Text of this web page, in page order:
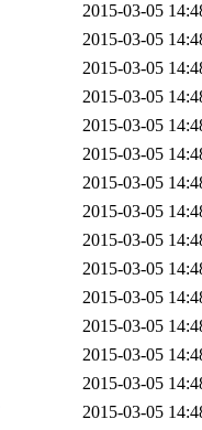
2015-03-05
2015-03-05
2015-03-05
2015-03-05
2015-03-05
2015-03-05
2015-03-05
2015-03-05
2015-03-05
2015-03-05
2015-03-05
2015-03-05
2015-03-05
2015-03-05
2015-03-05